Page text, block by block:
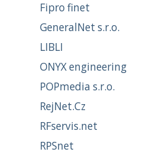
Fipro finet
GeneralNet s.r.o.
LIBLI
ONYX engineering
POPmedia s.r.o.
RejNet.Cz
RFservis.net
RPSnet